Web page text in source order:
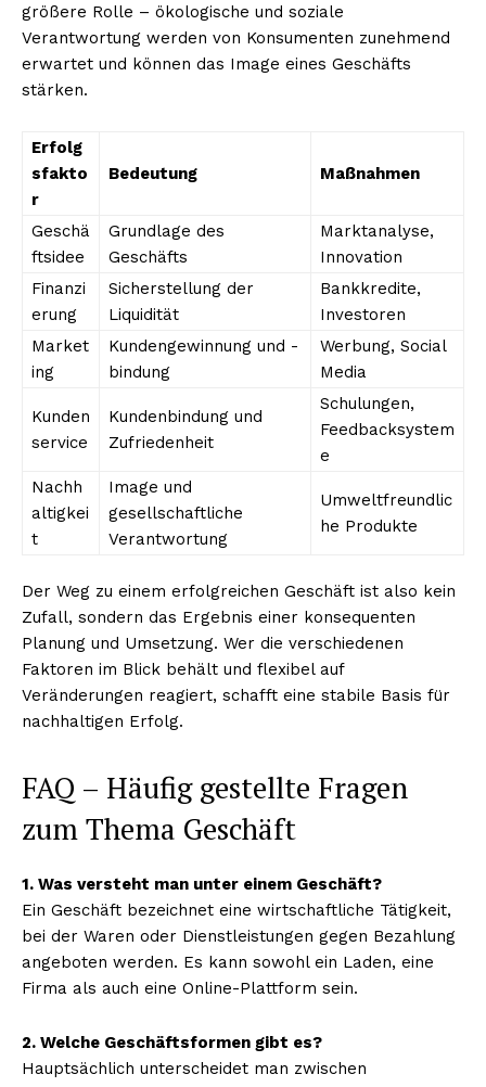
größere Rolle – ökologische und soziale
Verantwortung werden von Konsumenten zunehmend
erwartet und können das Image eines Geschäfts
stärken.
Erfolg
sfakto
r
Bedeutung Maßnahmen
Geschä
ftsidee
Grundlage des
Geschäfts
Marktanalyse,
Innovation
Finanzi
erung
Sicherstellung der
Liquidität
Bankkredite,
Investoren
Market
ing
Kundengewinnung und -
bindung
Werbung, Social
Media
Kunden
service
Kundenbindung und
Zufriedenheit
Schulungen,
Feedbacksystem
e
Nachh
altigkei
t
Image und
gesellschaftliche
Verantwortung
Umweltfreundlic
he Produkte
Der Weg zu einem erfolgreichen Geschäft ist also kein
Zufall, sondern das Ergebnis einer konsequenten
Planung und Umsetzung. Wer die verschiedenen
Faktoren im Blick behält und flexibel auf
Veränderungen reagiert, schafft eine stabile Basis für
nachhaltigen Erfolg.
FAQ – Häufig gestellte Fragen
zum Thema Geschäft
1. Was versteht man unter einem Geschäft?
Ein Geschäft bezeichnet eine wirtschaftliche Tätigkeit,
bei der Waren oder Dienstleistungen gegen Bezahlung
angeboten werden. Es kann sowohl ein Laden, eine
Firma als auch eine Online-Plattform sein.
2. Welche Geschäftsformen gibt es?
Hauptsächlich unterscheidet man zwischen